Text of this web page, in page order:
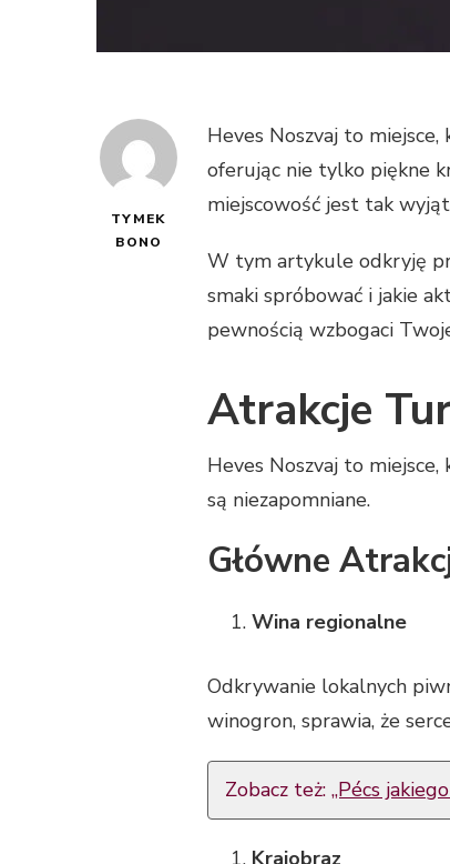
TYMEK
BONO
Heves Noszvaj to
oferując nie tylko piękne
miejscowość jest tak
W tym artykule odkryję
smaki spróbować i jakie
pewnością wzbogaci
Atrakcje
Heves Noszvaj to
są niezapomniane.
Główne
Wina regionalne
Odkrywanie lokalnych
winogron, sprawia, że
Zobacz też: „Pécs